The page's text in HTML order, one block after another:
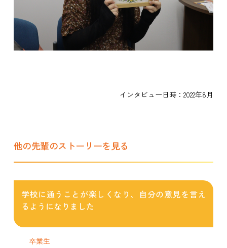
インタビュー日時：2022年8月
他の先輩のストーリーを見る
学校に通うことが楽しくなり、自分の意見を言え
るようになりました
卒業生